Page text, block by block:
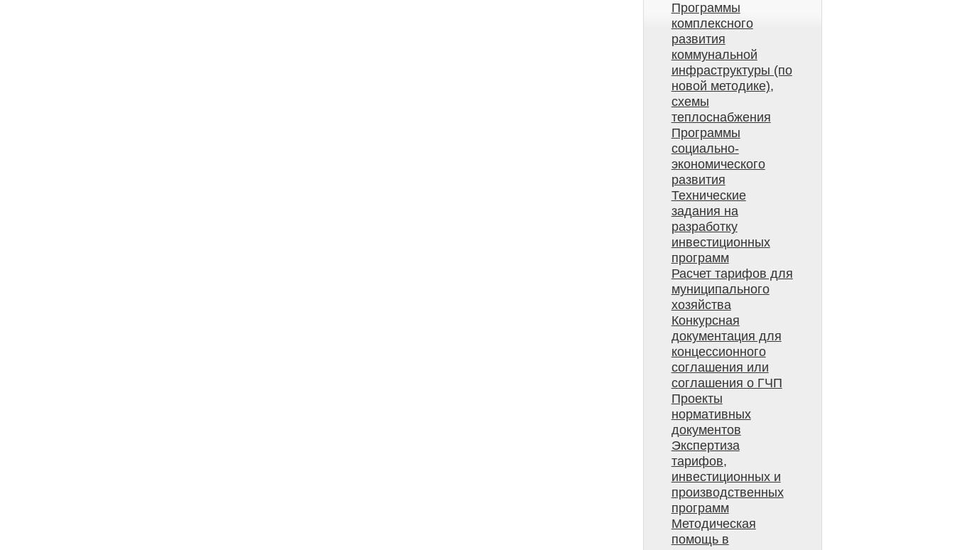
Программы
комплексного
развития
коммунальной
инфраструктуры (по
новой методике),
схемы
теплоснабжения
Программы
социально-
экономического
развития
Технические
задания на
разработку
инвестиционных
программ
Расчет тарифов для
муниципального
хозяйства
Конкурсная
документация для
концессионного
соглашения или
соглашения о ГЧП
Проекты
нормативных
документов
Экспертиза
тарифов,
инвестиционных и
производственных
программ
Методическая
помощь в